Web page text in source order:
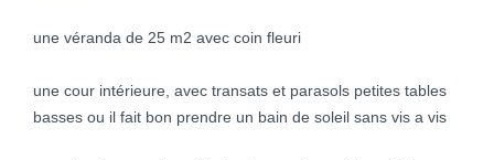
une véranda de 25 m2 avec coin fleuri
une cour intérieure, avec transats et parasols petites tables
basses ou il fait bon prendre un bain de soleil sans vis a vis